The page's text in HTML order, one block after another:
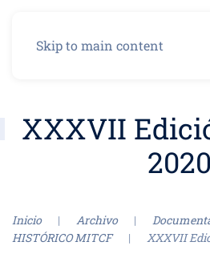
Skip to main content
XXXVII
2020
Inicio Archivo
HISTÓRICO MITCF
XXXVII